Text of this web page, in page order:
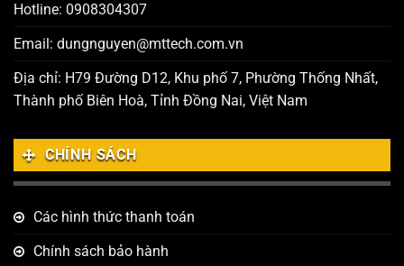
Hotline: 0908304307
Email: dungnguyen@mttech.com.vn
Địa chỉ: H79 Đường D12, Khu phố 7, Phường Thống Nhất,
Thành phố Biên Hoà, Tỉnh Đồng Nai, Việt Nam
CHÍNH SÁCH
Các hình thức thanh toán
Chính sách bảo hành